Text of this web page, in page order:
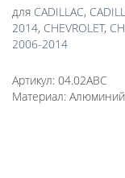
для CADILLAC,
2014, CHEVROLET,
2006-2014
Артикул: 04.02ABC
Материал: